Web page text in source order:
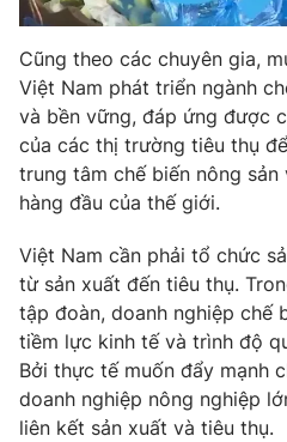
VTV9
Liên hệ tòa soạn
THỜI BÁO VTV
Theo dõi báo trên
Cơ quan chủ quản: Đài Truyền
Cơ quan báo chí:Thời báo VTV
Cũng theo các chuyên gia,
Việt Nam phát triển ngành
và bền vững, đáp ứng được
của các thị trường tiêu thụ
trung tâm chế biến nông
hàng đầu của thế giới.
Việt Nam cần phải tổ chức
từ sản xuất đến tiêu thụ.
tập đoàn, doanh nghiệp chế
tiềm lực kinh tế và trình độ
Bởi thực tế muốn đẩy mạnh
doanh nghiệp nông nghiệp
liên kết sản xuất và tiêu thụ.